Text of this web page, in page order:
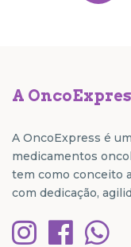
A
A OncoExpress é
medicamentos
tem como conceito
com dedicação,